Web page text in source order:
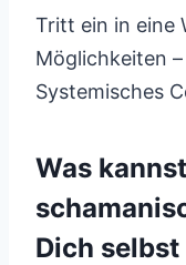
Tritt ein in eine
Möglichkeiten
Systemisches
Was
Dich